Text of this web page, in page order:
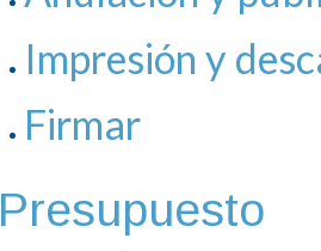
Impresión y
Firmar
Presupuesto